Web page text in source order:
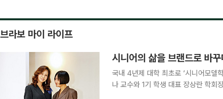
브라보 마이 라이프
시니어의 삶을 브랜드로 바
국내 4년제 대학 최초로 ‘시니어모델
나 교수와 1기 학생 대표 장상란 학회